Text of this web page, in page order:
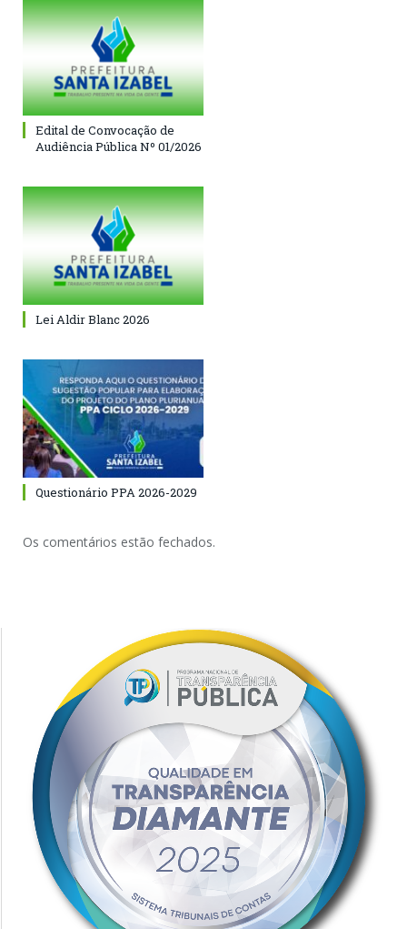
Edital de Convocação de
Audiência Pública Nº 01/2026
Lei Aldir Blanc 2026
Questionário PPA 2026-2029
Os comentários estão fechados.